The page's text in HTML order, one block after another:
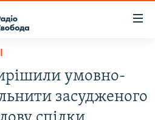
умовно-
засудженого